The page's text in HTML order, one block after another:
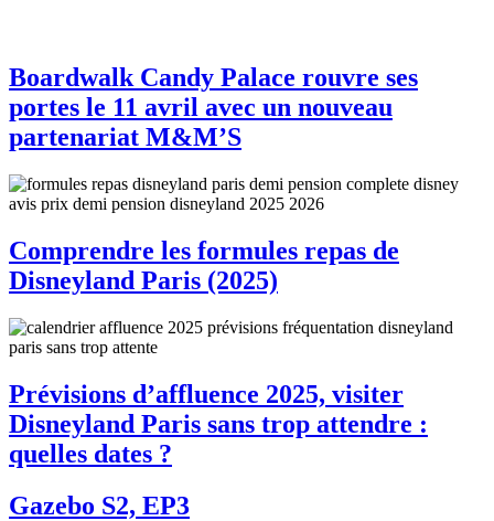
Boardwalk Candy Palace rouvre ses
portes le 11 avril avec un nouveau
partenariat M&M’S
Comprendre les formules repas de
Disneyland Paris (2025)
Prévisions d’affluence 2025, visiter
Disneyland Paris sans trop attendre :
quelles dates ?
Gazebo S2, EP3